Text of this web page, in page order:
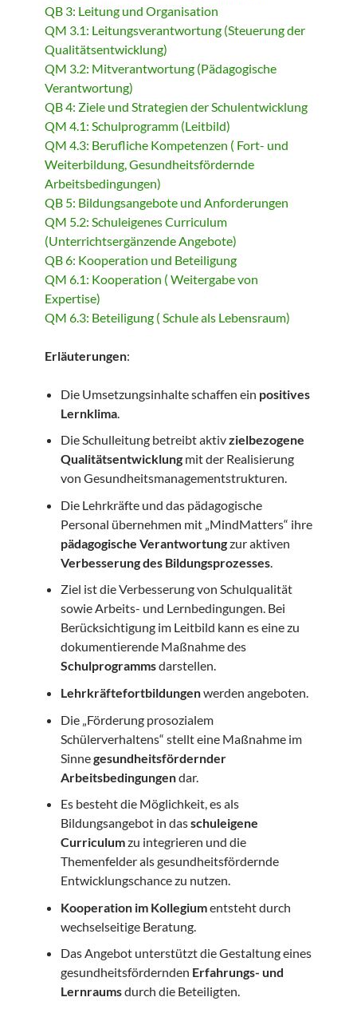
QB 3: Leitung und Organisation
QM 3.1: Leitungsverantwortung (Steuerung der
Qualitätsentwicklung)
QM 3.2: Mitverantwortung (Pädagogische
Verantwortung)
QB 4: Ziele und Strategien der Schulentwicklung
QM 4.1: Schulprogramm (Leitbild)
QM 4.3: Berufliche Kompetenzen ( Fort- und
Weiterbildung, Gesundheitsfördernde
Arbeitsbedingungen)
QB 5: Bildungsangebote und Anforderungen
QM 5.2: Schuleigenes Curriculum
(Unterrichtsergänzende Angebote)
QB 6: Kooperation und Beteiligung
QM 6.1: Kooperation ( Weitergabe von
Expertise)
QM 6.3: Beteiligung ( Schule als Lebensraum)
Erläuterungen:
Die Umsetzungsinhalte schaffen ein positives
Lernklima
Die Schulleitung betreibt aktivzielbezogene
Qualitätsentwicklung mit der Realisierung
von Gesundheitsmanagementstrukturen.
Die Lehrkräfte und das pädagogische
Personal übernehmen mit „MindMatters“ ihre
pädagogische Verantwortungzur aktiven
Verbesserung des Bildungsprozesses
Ziel ist die Verbesserung von Schulqualität
sowie Arbeits- und Lernbedingungen. Bei
Berücksichtigung im Leitbild kann es eine zu
dokumentierende Maßnahme des
Schulprogrammsdarstellen.
Lehrkräftefortbildungenwerden angeboten.
Die „Förderung prosozialem
Schülerverhaltens“ stellt eine Maßnahme im
Sinnegesundheitsfördernder
Arbeitsbedingungendar.
Es besteht die Möglichkeit, es als
Bildungsangebot in dasschuleigene
Curriculumzu integrieren und die
Themenfelder als gesundheitsfördernde
Entwicklungschance zu nutzen.
Kooperation im Kollegiumentsteht durch
wechselseitige Beratung.
Das Angebot unterstützt die Gestaltung eines
gesundheitsfördernden Erfahrungs- und
Lernraumsdurch die Beteiligten.